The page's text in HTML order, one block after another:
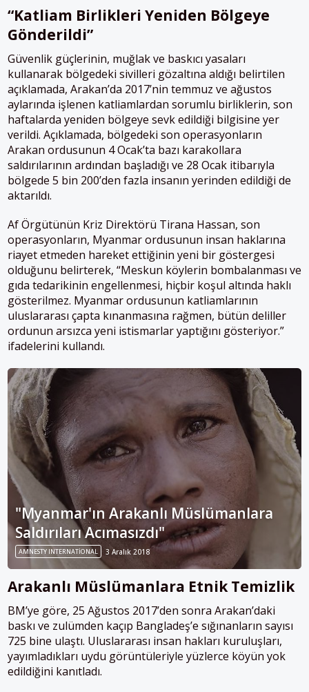
“Katliam Birlikleri Yeniden Bölgeye
Gönderildi”
Güvenlik güçlerinin, muğlak ve baskıcı yasaları
kullanarak bölgedeki sivilleri gözaltına aldığı belirtilen
açıklamada, Arakan’da 2017’nin temmuz ve ağustos
aylarında işlenen katliamlardan sorumlu birliklerin, son
haftalarda yeniden bölgeye sevk edildiği bilgisine yer
verildi. Açıklamada, bölgedeki son operasyonların
Arakan ordusunun 4 Ocak’ta bazı karakollara
saldırılarının ardından başladığı ve 28 Ocak itibarıyla
bölgede 5 bin 200’den fazla insanın yerinden edildiği de
aktarıldı.
Af Örgütünün Kriz Direktörü Tirana Hassan, son
operasyonların, Myanmar ordusunun insan haklarına
riayet etmeden hareket ettiğinin yeni bir göstergesi
olduğunu belirterek, “Meskun köylerin bombalanması ve
gıda tedarikinin engellenmesi, hiçbir koşul altında haklı
gösterilmez. Myanmar ordusunun katliamlarının
uluslararası çapta kınanmasına rağmen, bütün deliller
ordunun arsızca yeni istismarlar yaptığını gösteriyor.”
ifadelerini kullandı.
"Myanmar'ın Arakanlı Müslümanlara
Saldırıları Acımasızdı"
AMNESTY INTERNATIONAL 3 Aralık 2018
Arakanlı Müslümanlara Etnik Temizlik
BM’ye göre, 25 Ağustos 2017’den sonra Arakan’daki
baskı ve zulümden kaçıp Bangladeş’e sığınanların sayısı
725 bine ulaştı. Uluslararası insan hakları kuruluşları,
yayımladıkları uydu görüntüleriyle yüzlerce köyün yok
edildiğini kanıtladı.